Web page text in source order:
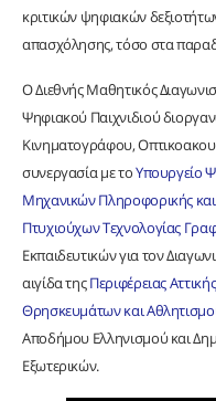
κριτικών ψηφιακών
απασχόλησης, τόσο στα
Ο Διεθνής Μαθητικός
Ψηφιακού Παιχνιδιού
Κινηματογράφου,
συνεργασία με τοΥπουργείο
Μηχανικών Πληροφορικής
Πτυχιούχων Τεχνολογίας
Εκπαιδευτικών για τον
αιγίδα τηςΠεριφέρειας Αττικής
Θρησκευμάτων και
Αποδήμου Ελληνισμού και
Εξωτερικών.